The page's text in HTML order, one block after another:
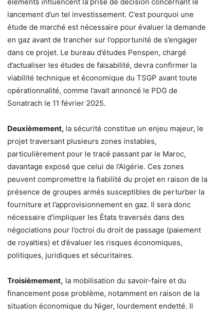
lancement d’un tel investissement. C’est pourquoi une
étude de marché est nécessaire pour évaluer la demande
en gaz avant de trancher sur l’opportunité de s’engager
dans ce projet. Le bureau d’études Penspen, chargé
d’actualiser les études de faisabilité, devra confirmer la
viabilité technique et économique du TSGP avant toute
opérationnalité, comme l’avait annoncé le PDG de
Sonatrach le 11 février 2025.
Deuxièmement, la sécurité constitue un enjeu majeur, le
projet traversant plusieurs zones instables,
particulièrement pour le tracé passant par le Maroc,
davantage exposé que celui de l’Algérie. Ces zones
peuvent compromettre la fiabilité du projet en raison de la
présence de groupes armés susceptibles de perturber la
fourniture et l’approvisionnement en gaz. Il sera donc
nécessaire d’impliquer les États traversés dans des
négociations pour l’octroi du droit de passage (paiement
de royalties) et d’évaluer les risques économiques,
politiques, juridiques et sécuritaires.
Troisièmement, la mobilisation du savoir-faire et du
financement pose problème, notamment en raison de la
situation économique du Niger, lourdement endetté. Il